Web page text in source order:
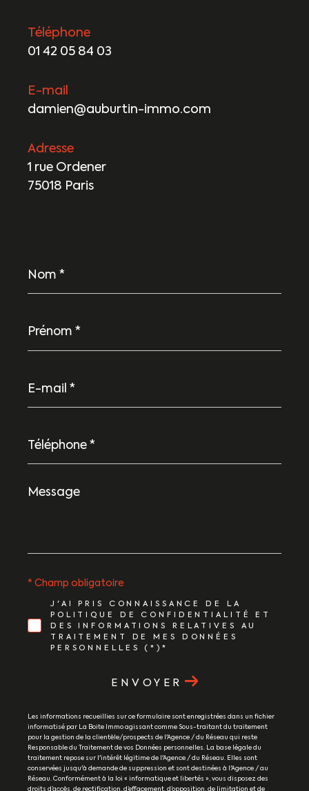
Téléphone
01 42 05 84 03
E-mail
damien@auburtin-immo.com
Adresse
1 rue Ordener
75018 Paris
*
*
mail
*
Message
J'AI PRIS CONNAISSANCE DE LA
POLITIQUE DE CONFIDENTIALITÉ ET
DES INFORMATIONS RELATIVES AU
TRAITEMENT DE MES DONNÉES
PERSONNELLES (*)*
* Champ obligatoire
ENVOYER
Les informations recueillies sur ce formulaire sont enregistrées dans un fichier
informatisé par La Boite Immo agissant comme Sous-traitant du traitement
pour la gestion de la clientèle/prospects de l'Agence / du Réseau qui reste
Responsable du Traitement de vos Données personnelles. La base légale du
traitement repose sur l'intérêt légitime de l'Agence / du Réseau. Elles sont
conservées jusqu'à demande de suppression et sont destinées à l'Agence / au
Réseau. Conformément à la loi « informatique et libertés », vous disposez des
droits d’accès, de rectification, d’effacement, d’opposition, de limitation et de